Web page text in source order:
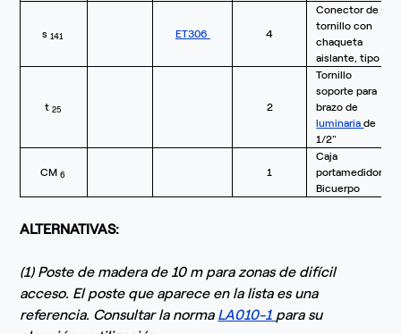
s141 ET306 4
Conector de
tornillo con
chaqueta
aislante, tipo 2
t25 2
Tornillo
soporte para
brazo de
luminariade
1/2"
CM6 1
Caja
portamedidor
Bicuerpo
ALTERNATIVAS:
(1) Poste de madera de 10 m para zonas de difícil
acceso. El poste que aparece en la lista es una
referencia. Consultar la norma LA010-1 para su